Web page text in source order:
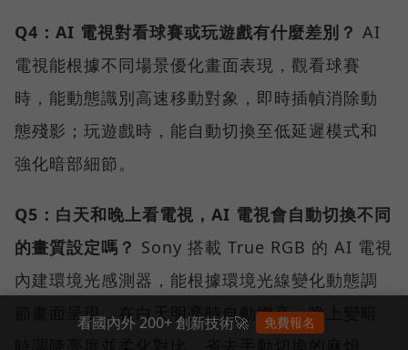
Q4：AI 電視對看球賽或玩遊戲有什麼差別？ AI
電視能根據不同場景優化畫面表現，觀看球賽
時，能動態識別高速移動對象，即時插幀消除動
態殘影；玩遊戲時，能自動切換至低延遲模式和
強化暗部細節。
Q5：白天和晚上看電視，AI 電視會自動切換不同
的畫質設定嗎？ Sony 搭載 True RGB 的 AI 電視
內建環境光感測器，能根據環境光線變化動態調
節畫面呈現，在白天明亮時自動增亮、晚上變暗
看國內外 200+ 創新技術🚀 免費報名